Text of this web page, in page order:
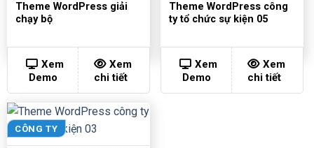
Theme WordPress giải
chạy bộ
Xem
Demo
Xem
chi tiết
Theme WordPress công
ty tổ chức sự kiện 05
Xem
Demo
Xem
chi tiết
CÔNG TY